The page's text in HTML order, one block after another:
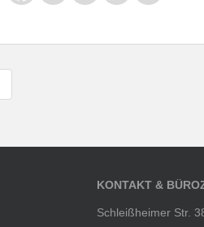
KONTAKT &
Schleißheimer Str.